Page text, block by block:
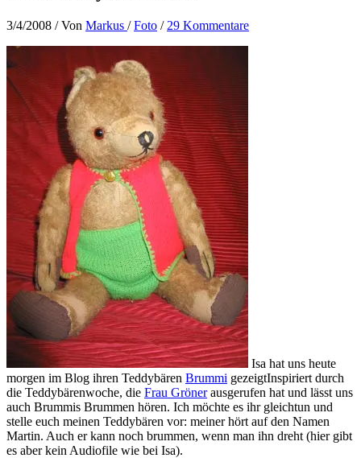
3/4/2008 / Von Markus /Foto / 29 Kommentare
Isa hat uns heute
morgen im Blog ihren Teddybären Brummi gezeigtInspiriert durch
die Teddybärenwoche, die Frau Grönerausgerufen hat und lässt uns
auch Brummis Brummen hören. Ich möchte es ihr gleichtun und
stelle euch meinen Teddybären vor: meiner hört auf den Namen
Martin. Auch er kann noch brummen, wenn man ihn dreht (hier gibt
es aber kein Audiofile wie bei Isa).